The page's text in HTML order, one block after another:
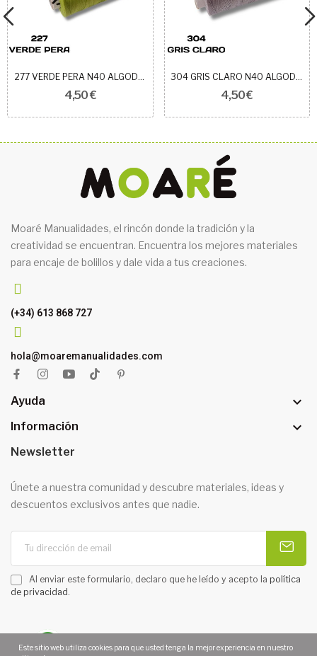
277 VERDE PERA N40 ALGODÓN EGIPCIO ROYAL
4,50 €
304 GRIS CLARO N40 ALGODÓN EGIPCIO ROYAL
4,50 €
Moaré Manualidades, el rincón donde la tradición y la
creatividad se encuentran. Encuentra los mejores materiales
para encaje de bolillos y dale vida a tus creaciones.
(+34) 613 868 727
hola@moaremanualidades.com
Ayuda 
Información 
Newsletter
Únete a nuestra comunidad y descubre materiales, ideas y
descuentos exclusivos antes que nadie.
Al enviar este formulario, declaro que he leído y acepto la política
de privacidad
Este sitio web utiliza cookies para que usted tenga la mejor experiencia en nuestro